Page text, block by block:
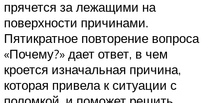
прячется за лежащими на
поверхности причинами.
Пятикратное повторение вопроса
«Почему?» дает ответ, в чем
кроется изначальная причина,
которая привела к ситуации с